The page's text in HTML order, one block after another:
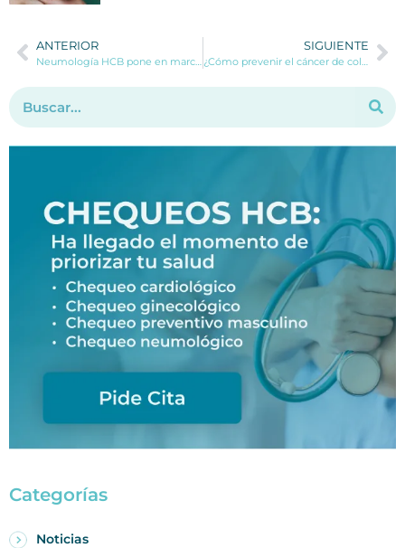
ANTERIOR SIGUIENTE
Categorías
Noticias